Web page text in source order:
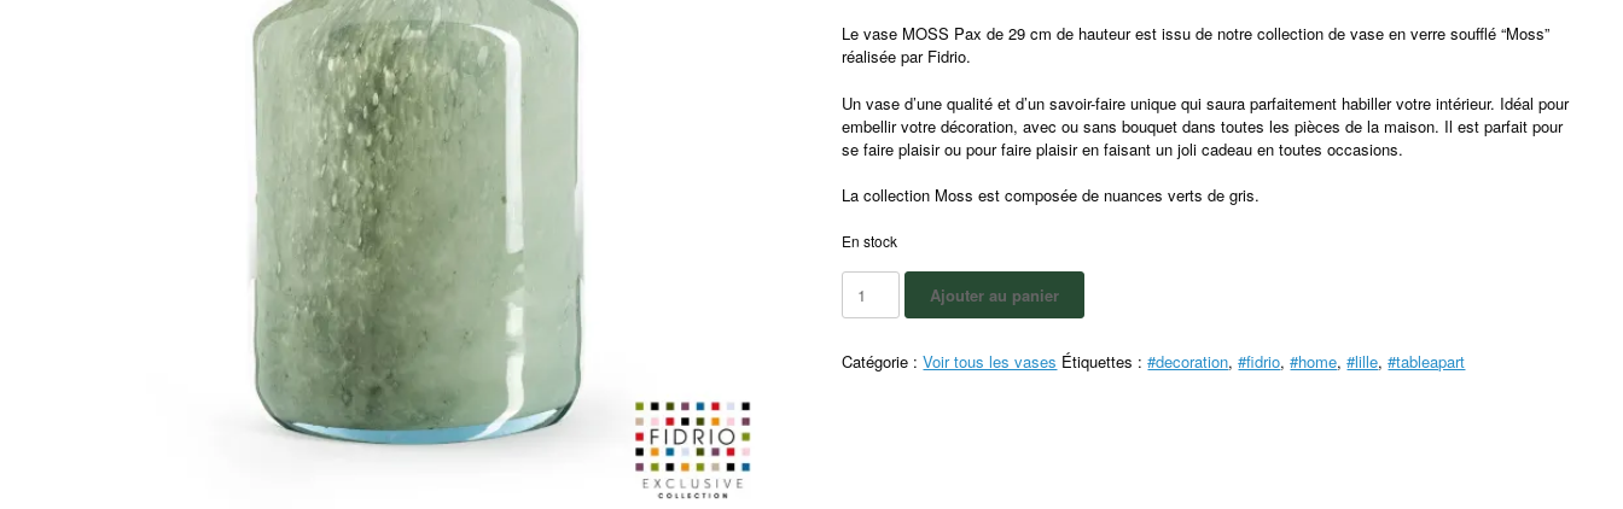
Le vase MOSS Pax de 29 cm de hauteur est issu de notre collection de vase en verre soufflé “Moss”
réalisée par Fidrio.
Un vase d’une qualité et d’un savoir-faire unique qui saura parfaitement habiller votre intérieur. Idéal pour
embellir votre décoration, avec ou sans bouquet dans toutes les pièces de la maison. Il est parfait pour
se faire plaisir ou pour faire plaisir en faisant un joli cadeau en toutes occasions.
La collection Moss est composée de nuances verts de gris.
En stock
Ajouter au panier
Catégorie :Voir tous les vases Étiquettes :#decoration,#fidrio,#home,#lille,#tableapart